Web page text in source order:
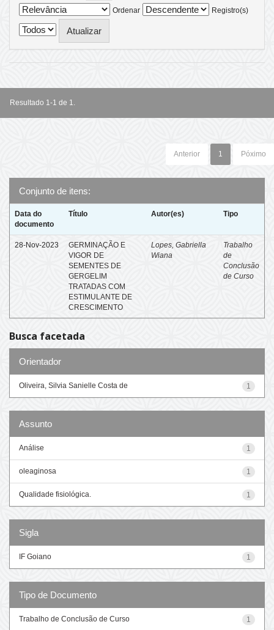
Ordenar
Registro(s)
Resultado 1-1 de 1.
Anterior 1 Póximo
Conjunto de itens:
Data do
documento
Título Autor(es) Tipo
28-Nov-2023
GERMINAÇÃO E
VIGOR DE
SEMENTES DE
GERGELIM
TRATADAS COM
ESTIMULANTE DE
CRESCIMENTO
Lopes, Gabriella
Wiana
Trabalho
de
Conclusão
de Curso
Busca facetada
Orientador
1
Oliveira, Silvia Sanielle Costa de
Assunto
1
Análise
1
oleaginosa
1
Qualidade fisiológica.
Sigla
1
IF Goiano
Tipo de Documento
1
Trabalho de Conclusão de Curso